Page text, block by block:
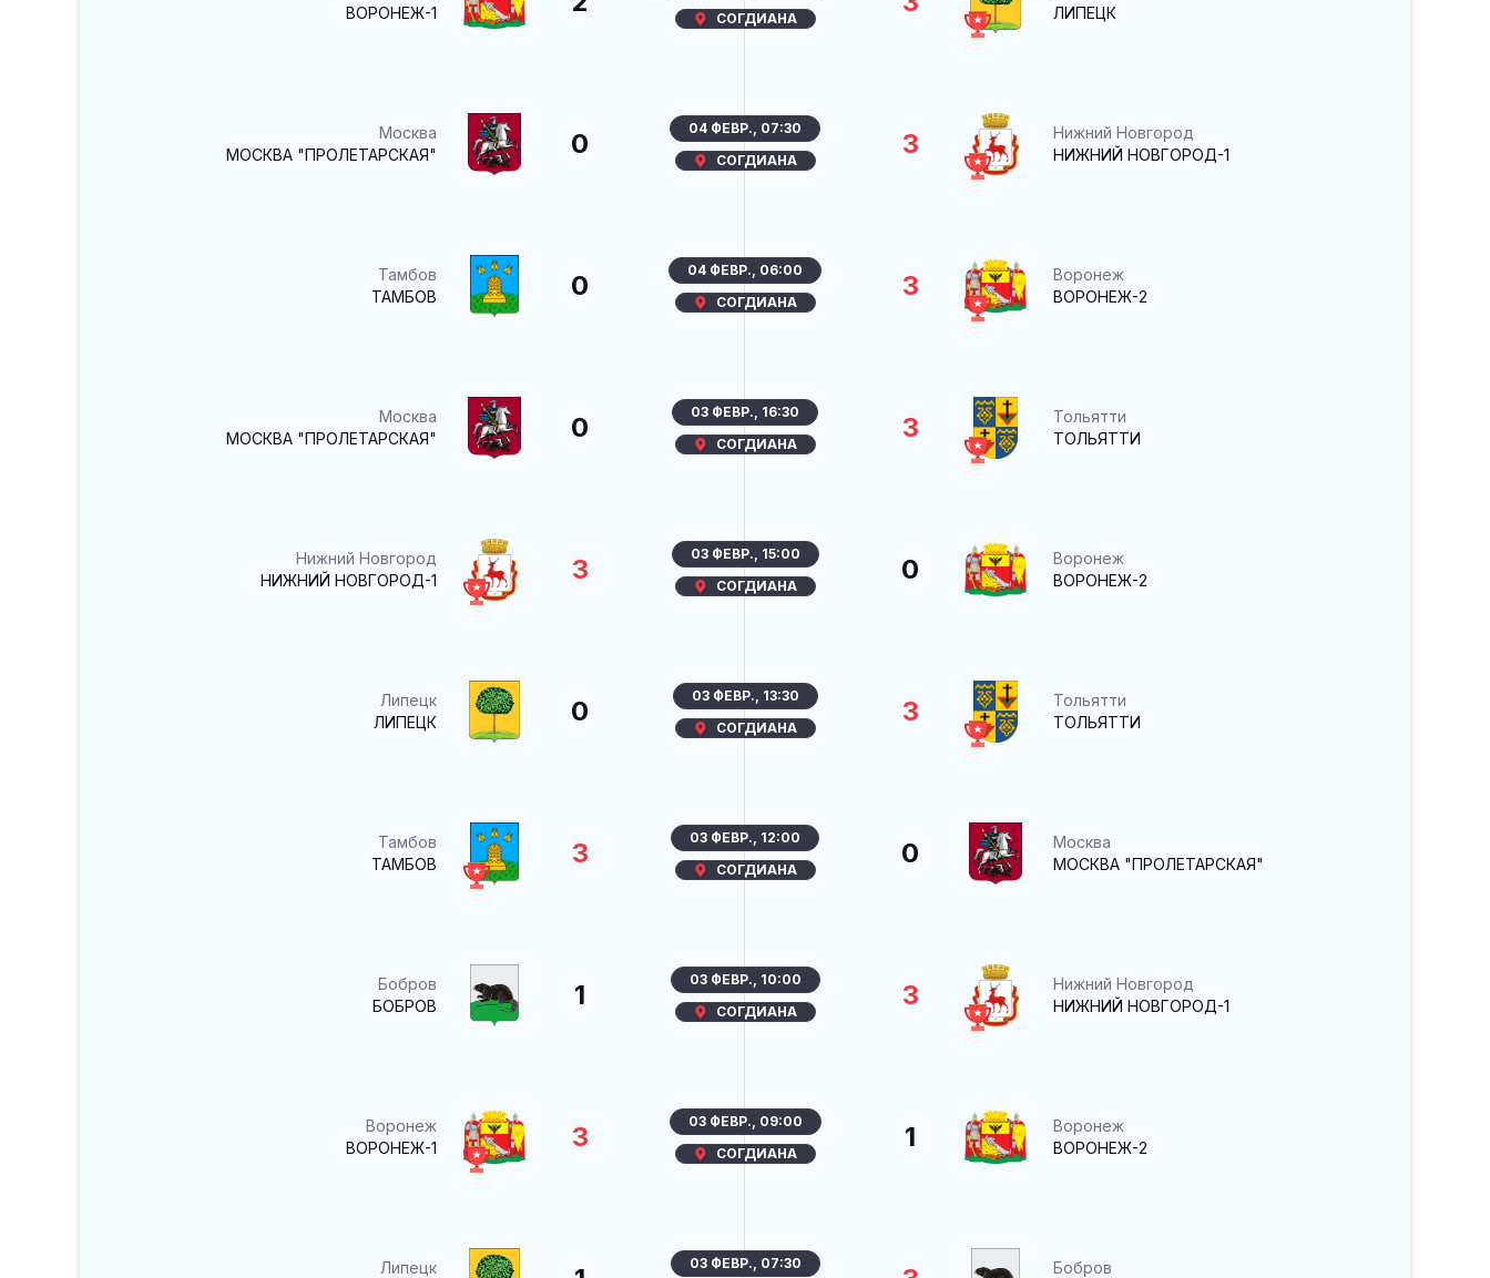
ВОРОНЕЖ-1
СОГДИАНА
ЛИПЕЦК
Москва
МОСКВА "ПРОЛЕТАРСКАЯ"
0
04 ФЕВР., 07:30
СОГДИАНА
Нижний Новгород
НИЖНИЙ НОВГОРОД-1
3
Тамбов
ТАМБОВ
0
04 ФЕВР., 06:00
СОГДИАНА
Воронеж
ВОРОНЕЖ-2
3
Москва
МОСКВА "ПРОЛЕТАРСКАЯ"
0
03 ФЕВР., 16:30
СОГДИАНА
Тольятти
ТОЛЬЯТТИ
3
Нижний Новгород
НИЖНИЙ НОВГОРОД-1
3
03 ФЕВР., 15:00
СОГДИАНА
Воронеж
ВОРОНЕЖ-2
0
Липецк
ЛИПЕЦК
0
03 ФЕВР., 13:30
СОГДИАНА
Тольятти
ТОЛЬЯТТИ
3
Тамбов
ТАМБОВ
3
03 ФЕВР., 12:00
СОГДИАНА
Москва
МОСКВА "ПРОЛЕТАРСКАЯ"
0
Бобров
БОБРОВ
1
03 ФЕВР., 10:00
СОГДИАНА
Нижний Новгород
НИЖНИЙ НОВГОРОД-1
3
Воронеж
ВОРОНЕЖ-1
3
03 ФЕВР., 09:00
СОГДИАНА
Воронеж
ВОРОНЕЖ-2
1
Липецк 03 ФЕВР., 07:30 Бобров